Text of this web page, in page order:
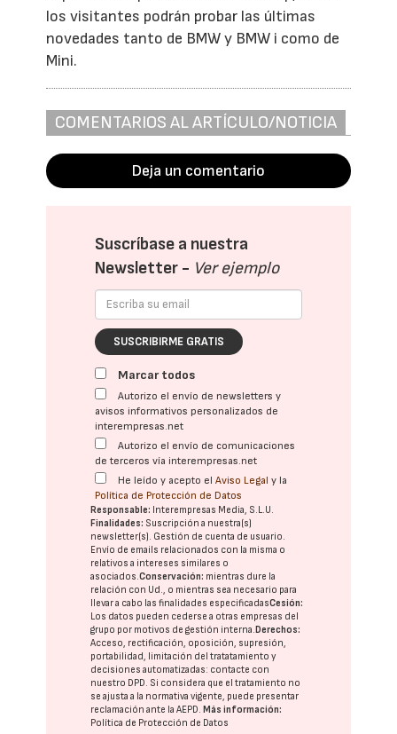
los visitantes podrán probar las últimas
novedades tanto de BMW y BMW i como de
Mini.
COMENTARIOS AL ARTÍCULO/NOTICIA
Deja un comentario
Suscríbase a nuestra
Newsletter - Ver ejemplo
SUSCRIBIRME GRATIS
Marcar todos
Autorizo el envío de newsletters y
avisos informativos personalizados de
interempresas.net
Autorizo el envío de comunicaciones
de terceros vía interempresas.net
He leído y acepto elAviso Legal y la
Política de Protección de Datos
Responsable: Interempresas Media, S.L.U.
Finalidades: Suscripción a nuestra(s)
newsletter(s). Gestión de cuenta de usuario.
Envío de emails relacionados con la misma o
relativos a intereses similares o
asociados.Conservación: mientras dure la
relación con Ud., o mientras sea necesario para
llevar a cabo las finalidades especificadasCesión:
Los datos pueden cederse a otras empresas del
grupo por motivos de gestión interna.Derechos:
Acceso, rectificación, oposición, supresión,
portabilidad, limitación del tratatamiento y
decisiones automatizadas: contacte con
nuestro DPD. Si considera que el tratamiento no
se ajusta a la normativa vigente, puede presentar
reclamación ante laAEPD.Más información:
Política de Protección de Datos